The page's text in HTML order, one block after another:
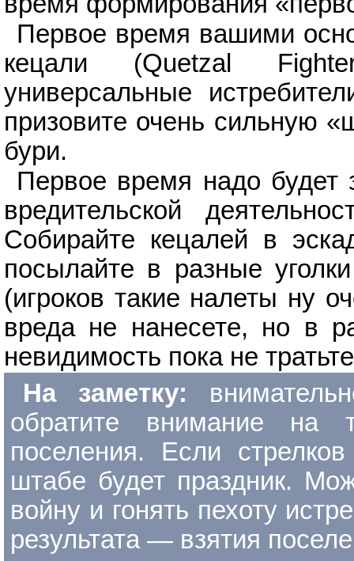
Первое время вашими
кецали (Quetzal
универсальные
призовите очень сильную
бури.
Первое время надо будет
вредительской
Собирайте кецалей в
посылайте в разные
(игроков такие налеты ну
вреда не нанесете, но в
невидимость пока не
На заметку:
обратите внимание на
поселения. Если
штабе будет праздник.
войну и гонять пехоту
результата — взятия